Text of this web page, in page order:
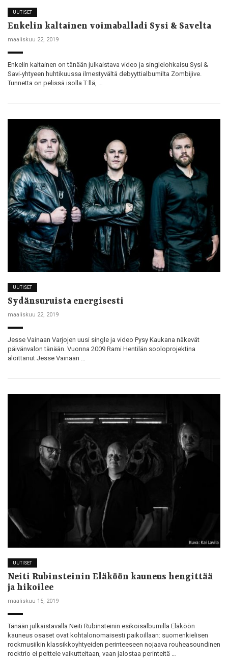
UUTISET
Enkelin kaltainen voimaballadi Sysi & Savelta
maaliskuu 22, 2019
Enkelin kaltainen on tänään julkaistava video ja singlelohkaisu Sysi &
Savi-yhtyeen huhtikuussa ilmestyvältä debyyttialbumilta Zombijive.
Tunnetta on pelissä isolla T:llä, …
UUTISET
Sydänsuruista energisesti
maaliskuu 22, 2019
Jesse Vainaan Varjojen uusi single ja video Pysy Kaukana näkevät
päivänvalon tänään. Vuonna 2009 Rami Hentilän sooloprojektina
aloittanut Jesse Vainaan …
UUTISET
Neiti Rubinsteinin Eläköön kauneus hengittää
ja hikoilee
maaliskuu 15, 2019
Tänään julkaistavalla Neiti Rubinsteinin esikoisalbumilla Eläköön
kauneus osaset ovat kohtalonomaisesti paikoillaan: suomenkielisen
rockmusiikin klassikkoyhtyeiden perinteeseen nojaava rouheasoundinen
rocktrio ei peittele vaikutteitaan, vaan jalostaa perinteitä …